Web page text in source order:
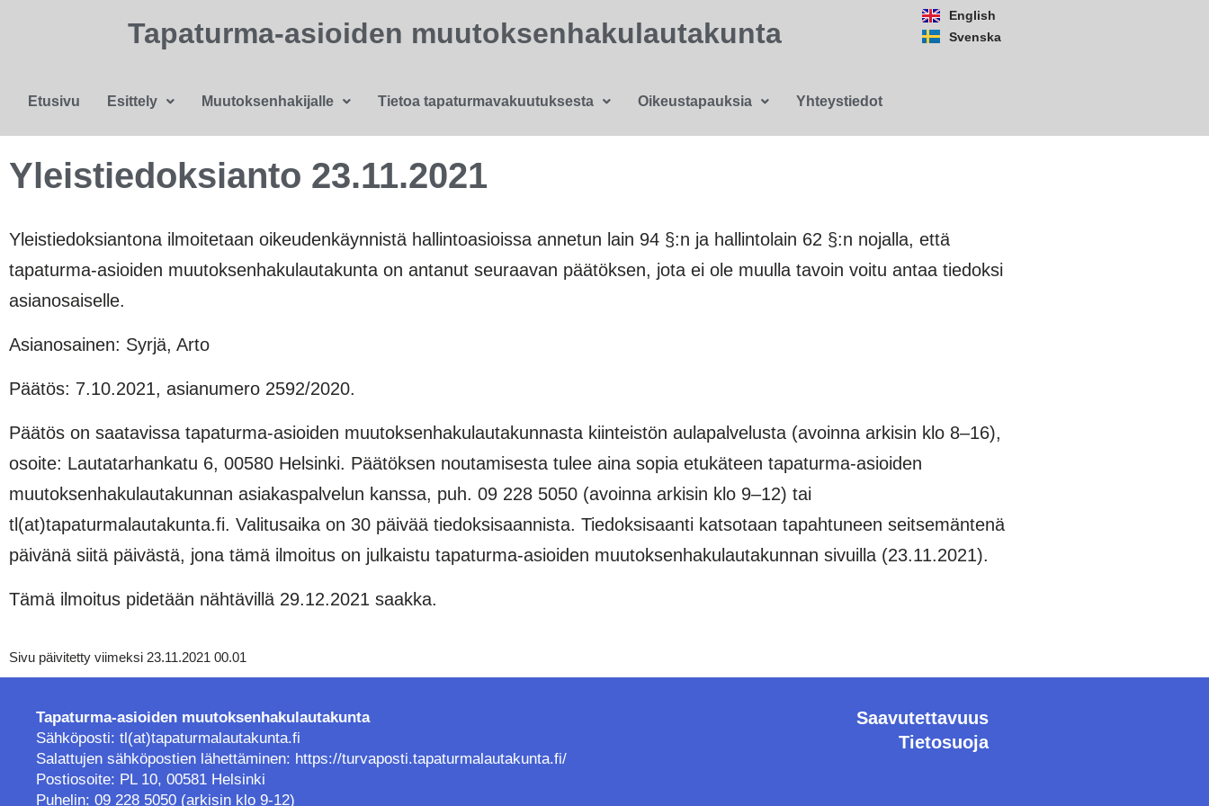
Tapaturma-asioiden muutoksenhakulautakunta
Etusivu Esittely Muutoksenhakijalle Tietoa tapaturmavakuutuksesta Oikeustapauksia Yhteystiedot
English
Svenska
Yleistiedoksianto 23.11.2021
Yleistiedoksiantona ilmoitetaan oikeudenkäynnistä hallintoasioissa annetun lain 94 §:n ja hallintolain 62 §:n nojalla, että
tapaturma-asioiden muutoksenhakulautakunta on antanut seuraavan päätöksen, jota ei ole muulla tavoin voitu antaa tiedoksi
asianosaiselle.
Asianosainen: Syrjä, Arto
Päätös: 7.10.2021, asianumero 2592/2020.
Päätös on saatavissa tapaturma-asioiden muutoksenhakulautakunnasta kiinteistön aulapalvelusta (avoinna arkisin klo 8–16),
osoite: Lautatarhankatu 6, 00580 Helsinki. Päätöksen noutamisesta tulee aina sopia etukäteen tapaturma-asioiden
muutoksenhakulautakunnan asiakaspalvelun kanssa, puh. 09 228 5050 (avoinna arkisin klo 9–12) tai
tl(at)tapaturmalautakunta.fi. Valitusaika on 30 päivää tiedoksisaannista. Tiedoksisaanti katsotaan tapahtuneen seitsemäntenä
päivänä siitä päivästä, jona tämä ilmoitus on julkaistu tapaturma-asioiden muutoksenhakulautakunnan sivuilla (23.11.2021).
Tämä ilmoitus pidetään nähtävillä 29.12.2021 saakka.
Sivu päivitetty viimeksi 23.11.2021 00.01
Tapaturma-asioiden muutoksenhakulautakunta
Sähköposti: tl(at)tapaturmalautakunta.fi
Salattujen sähköpostien lähettäminen: https://turvaposti.tapaturmalautakunta.fi/
Postiosoite: PL 10, 00581 Helsinki
Puhelin: 09 228 5050 (arkisin klo 9-12)
Saavutettavuus
Tietosuoja